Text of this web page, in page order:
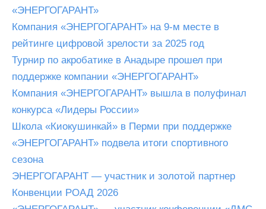
«ЭНЕРГОГАРАНТ»
Компания «ЭНЕРГОГАРАНТ» на 9-м месте в
рейтинге цифровой зрелости за 2025 год
Турнир по акробатике в Анадыре прошел при
поддержке компании «ЭНЕРГОГАРАНТ»
Компания «ЭНЕРГОГАРАНТ» вышла в полуфинал
конкурса «Лидеры России»
Школа «Киокушинкай» в Перми при поддержке
«ЭНЕРГОГАРАНТ» подвела итоги спортивного
сезона
ЭНЕРГОГАРАНТ — участник и золотой партнер
Конвенции РОАД 2026